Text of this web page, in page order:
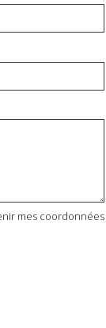
mes coordonnées